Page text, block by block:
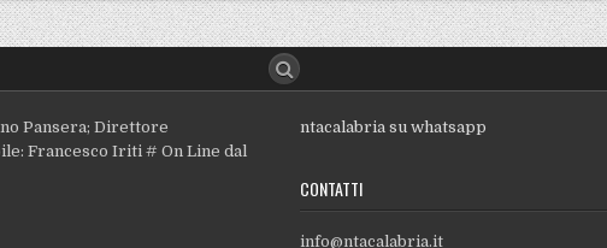
Pansera; Direttore
Francesco Iriti # On Line dal
ntacalabria su whatsapp
CONTATTI
info@ntacalabria.it